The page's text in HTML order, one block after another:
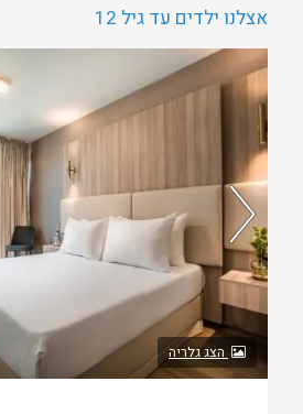
אצלנו ילדים עד גיל 12
נותרו 5 חדרים אחרונים בממשק!
הצג גלריה